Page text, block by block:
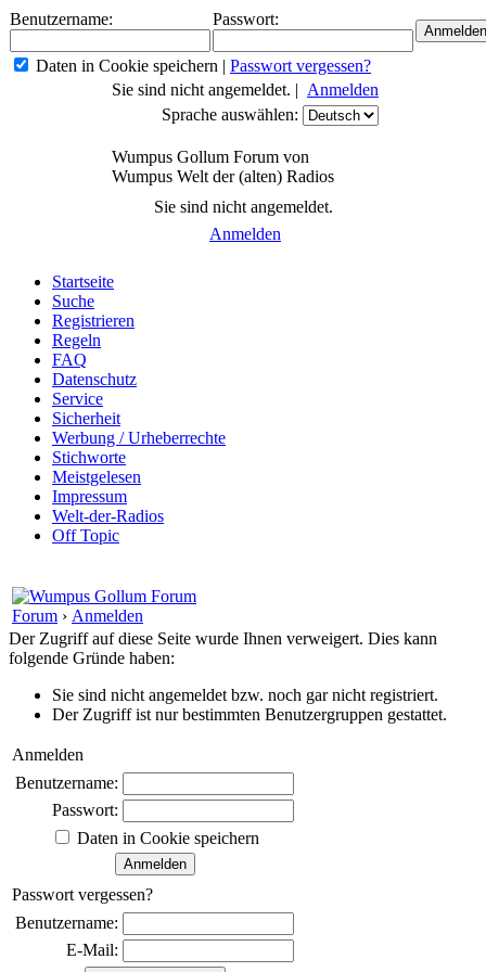
Benutzername: Passwort:
Daten in Cookie speichern | Passwort vergessen?
Sie sind nicht angemeldet. | Anmelden
Sprache auswählen:
Wumpus Gollum Forum von
Wumpus Welt der (alten) Radios
Sie sind nicht angemeldet.
Anmelden
Startseite
Suche
Registrieren
Regeln
FAQ
Datenschutz
Service
Sicherheit
Werbung / Urheberrechte
Stichworte
Meistgelesen
Impressum
Welt-der-Radios
Off Topic
Forum › Anmelden
Der Zugriff auf diese Seite wurde Ihnen verweigert. Dies kann
folgende Gründe haben:
Sie sind nicht angemeldet bzw. noch gar nicht registriert.
Der Zugriff ist nur bestimmten Benutzergruppen gestattet.
Anmelden
Benutzername:
Passwort:
Daten in Cookie speichern
Passwort vergessen?
Benutzername:
E-Mail: